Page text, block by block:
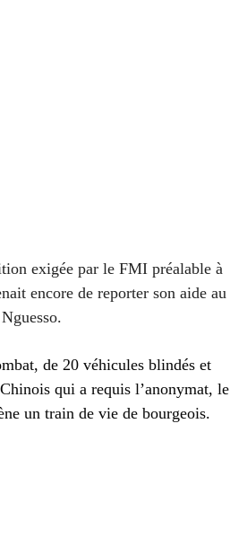
exigée par le FMI préalable à
encore de reporter son aide au
de 20 véhicules blindés et
qui a requis l’anonymat, le
un train de vie de bourgeois.